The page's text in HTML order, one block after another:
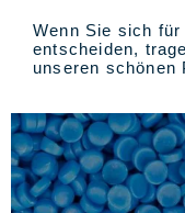
Wenn Sie sich
entscheiden,
unseren schönen